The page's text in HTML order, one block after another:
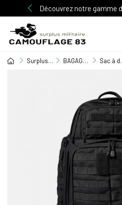
Découvrez notre gamme
Surplus Militaire BAGAGERIE MILITAIRE